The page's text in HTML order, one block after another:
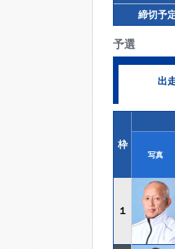
締切予
予選
出
枠
写真
１